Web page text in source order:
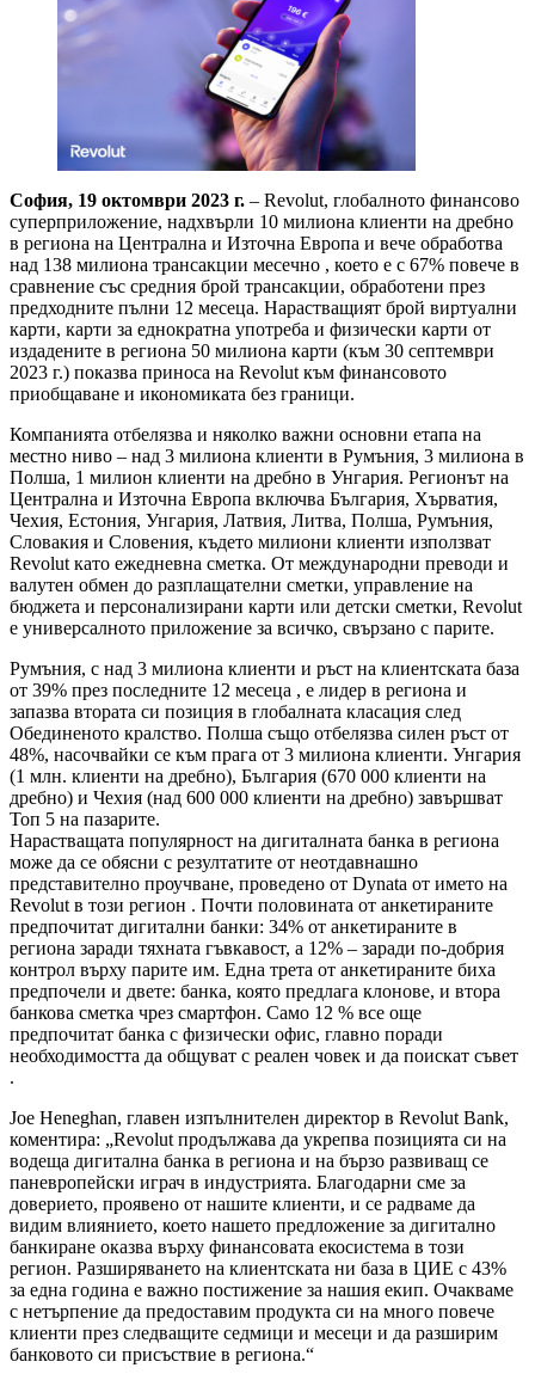
София, 19 октомври 2023 г. – Revolut, глобалното финансово
суперприложение, надхвърли 10 милиона клиенти на дребно
в региона на Централна и Източна Европа и вече обработва
над 138 милиона трансакции месечно , което е с 67% повече в
сравнение със средния брой трансакции, обработени през
предходните пълни 12 месеца. Нарастващият брой виртуални
карти, карти за еднократна употреба и физически карти от
издадените в региона 50 милиона карти (към 30 септември
2023 г.) показва приноса на Revolut към финансовото
приобщаване и икономиката без граници.
Компанията отбелязва и няколко важни основни етапа на
местно ниво – над 3 милиона клиенти в Румъния, 3 милиона в
Полша, 1 милион клиенти на дребно в Унгария. Регионът на
Централна и Източна Европа включва България, Хърватия,
Чехия, Естония, Унгария, Латвия, Литва, Полша, Румъния,
Словакия и Словения, където милиони клиенти използват
Revolut като ежедневна сметка. От международни преводи и
валутен обмен до разплащателни сметки, управление на
бюджета и персонализирани карти или детски сметки, Revolut
е универсалното приложение за всичко, свързано с парите.
Румъния, с над 3 милиона клиенти и ръст на клиентската база
от 39% през последните 12 месеца , е лидер в региона и
запазва втората си позиция в глобалната класация след
Обединеното кралство. Полша също отбелязва силен ръст от
48%, насочвайки се към прага от 3 милиона клиенти. Унгария
(1 млн. клиенти на дребно), България (670 000 клиенти на
дребно) и Чехия (над 600 000 клиенти на дребно) завършват
Топ 5 на пазарите.
Нарастващата популярност на дигиталната банка в региона
може да се обясни с резултатите от неотдавнашно
представително проучване, проведено от Dynata от името на
Revolut в този регион . Почти половината от анкетираните
предпочитат дигитални банки: 34% от анкетираните в
региона заради тяхната гъвкавост, а 12% – заради по-добрия
контрол върху парите им. Една трета от анкетираните биха
предпочели и двете: банка, която предлага клонове, и втора
банкова сметка чрез смартфон. Само 12 % все още
предпочитат банка с физически офис, главно поради
необходимостта да общуват с реален човек и да поискат съвет
.
Joe Heneghan, главен изпълнителен директор в Revolut Bank,
коментира: „Revolut продължава да укрепва позицията си на
водеща дигитална банка в региона и на бързо развиващ се
паневропейски играч в индустрията. Благодарни сме за
доверието, проявено от нашите клиенти, и се радваме да
видим влиянието, което нашето предложение за дигитално
банкиране оказва върху финансовата екосистема в този
регион. Разширяването на клиентската ни база в ЦИЕ с 43%
за една година е важно постижение за нашия екип. Очакваме
с нетърпение да предоставим продукта си на много повече
клиенти през следващите седмици и месеци и да разширим
банковото си присъствие в региона.“